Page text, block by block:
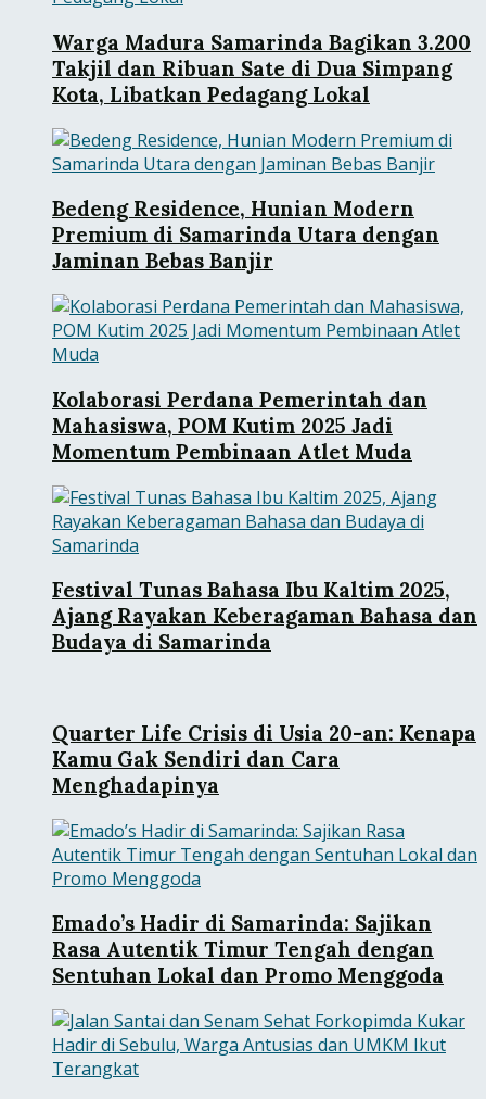
Warga Madura Samarinda Bagikan 3.200
Takjil dan Ribuan Sate di Dua Simpang
Kota, Libatkan Pedagang Lokal
Bedeng Residence, Hunian Modern
Premium di Samarinda Utara dengan
Jaminan Bebas Banjir
Kolaborasi Perdana Pemerintah dan
Mahasiswa, POM Kutim 2025 Jadi
Momentum Pembinaan Atlet Muda
Festival Tunas Bahasa Ibu Kaltim 2025,
Ajang Rayakan Keberagaman Bahasa dan
Budaya di Samarinda
Quarter Life Crisis di Usia 20-an: Kenapa
Kamu Gak Sendiri dan Cara
Menghadapinya
Emado’s Hadir di Samarinda: Sajikan
Rasa Autentik Timur Tengah dengan
Sentuhan Lokal dan Promo Menggoda